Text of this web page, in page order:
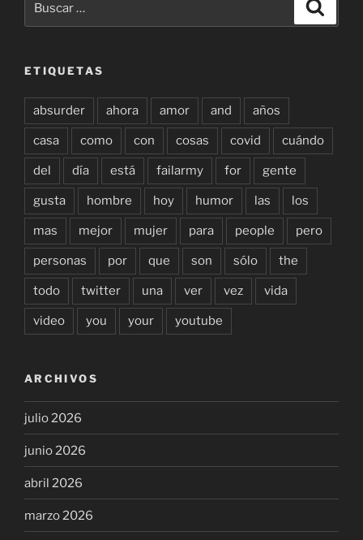
por:
ETIQUETAS
absurder ahora amor and años
casa como con cosas covid cuándo
del día está failarmy for gente
gusta hombre hoy humor las los
mas mejor mujer para people pero
personas por que son sólo the
todo twitter una ver vez vida
video you your youtube
ARCHIVOS
julio 2026
junio 2026
abril 2026
marzo 2026